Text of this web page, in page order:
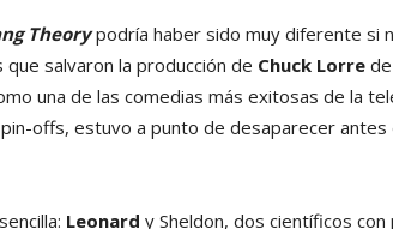
Theorypodría haber sido muy diferente si
salvaron la producción de Chuck Lorre
una de las comedias más exitosas de la
offs, estuvo a punto de desaparecer antes
Leonard y Sheldon, dos científicos